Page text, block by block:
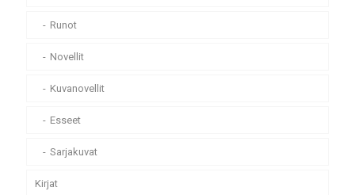
Runot
Novellit
Kuvanovellit
Esseet
Sarjakuvat
Kirjat